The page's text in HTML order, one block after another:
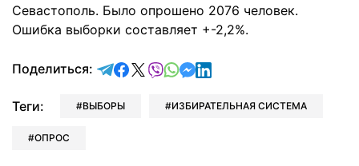
Севастополь. Было опрошено 2076 человек.
Ошибка выборки составляет +-2,2%.
Поделиться: отправить в Telegram
поделиться в Facebook
поделиться в X
отправить в Viber
отправить в Whatsapp
отправить в Messenger
отправить в LinkedIn
Теги: ВЫБОРЫ ИЗБИРАТЕЛЬНАЯ СИСТЕМА
ОПРОС